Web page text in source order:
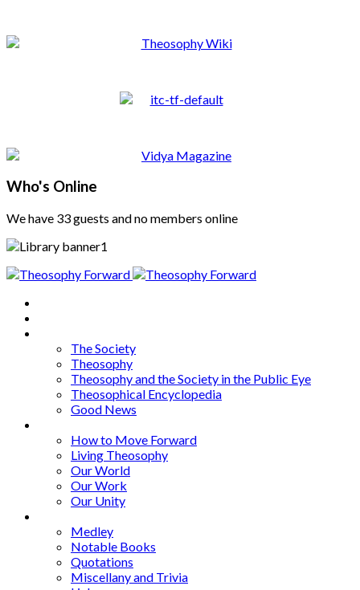
Who's Online
We have 33 guests and no members online
The Society
Theosophy
Theosophy and the Society in the Public Eye
Theosophical Encyclopedia
Good News
How to Move Forward
Living Theosophy
Our World
Our Work
Our Unity
Medley
Notable Books
Quotations
Miscellany and Trivia